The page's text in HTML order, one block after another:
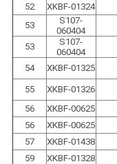
52
XKBF-01324
53
S107-
060404
53
S107-
060404
54 XKBF-01325
55
XKBF-01326
56
XKBF-00625
56
XKBF-00625
57
XKBF-01438
59
XKBF-01328